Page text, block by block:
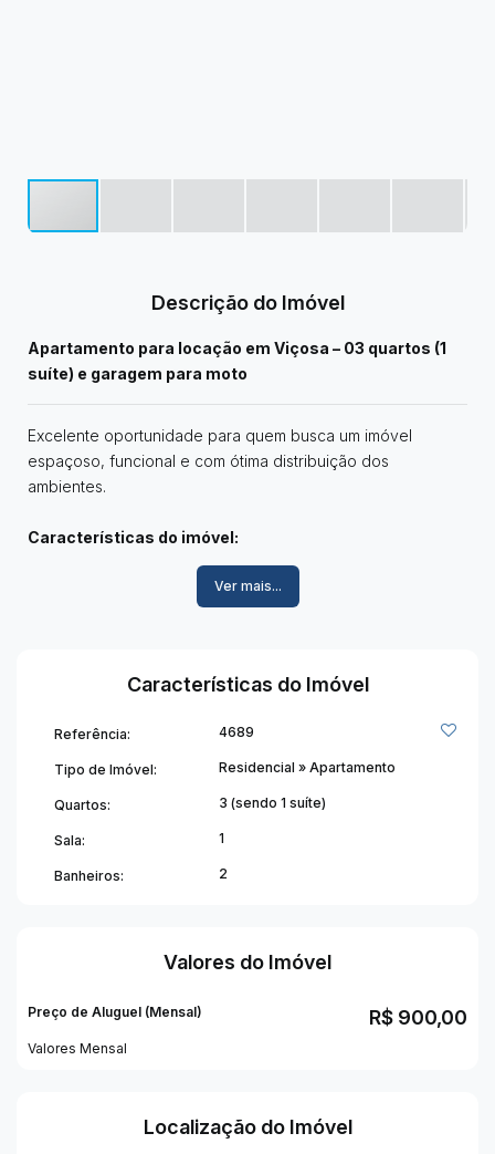
Descrição do Imóvel
Apartamento para locação em Viçosa – 03 quartos (1
suíte) e garagem para moto
Excelente oportunidade para quem busca um imóvel
espaçoso, funcional e com ótima distribuição dos
ambientes.
Características do imóvel:
• 03 quartos, sendo 01 suíte e 01 com sacada;
• Garagem para moto.
Informações adicionais:
• Não possui condomínio.
Uma excelente opção para quem busca conforto,
praticidade e economia no dia a dia. Entre em contato e
agende sua visita! ✨
Ver mais...
Características do Imóvel
Referência: 4689
Tipo de Imóvel: Residencial » Apartamento
Quartos: 3 (sendo 1 suíte)
Sala: 1
Banheiros: 2
Valores do Imóvel
R$ 900,00
Preço de Aluguel (Mensal)
Valores Mensal
Localização do Imóvel